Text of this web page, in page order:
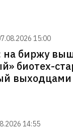
15:00
на биржу
биотех-
выходцами
14:55